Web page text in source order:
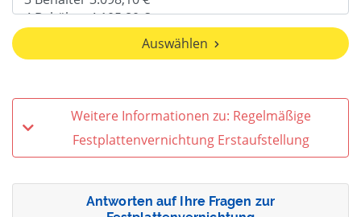
Auswählen
Weitere Informationen zu: Regelmäßige
Festplattenvernichtung Erstaufstellung
Antworten auf Ihre Fragen zur